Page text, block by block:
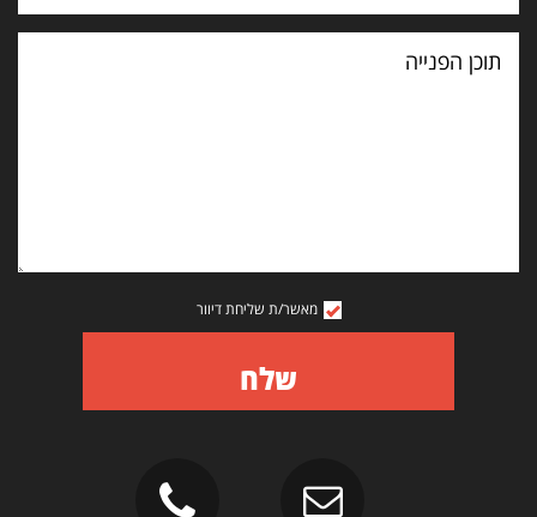
תוכן
הפנייה
מאשר/ת שליחת דיוור
שלח